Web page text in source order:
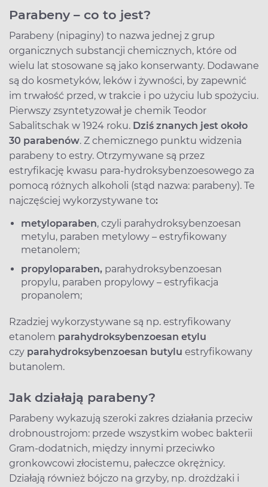
Parabeny – co to jest?
Parabeny (nipaginy) to nazwa jednej z grup
organicznych substancji chemicznych, które od
wielu lat stosowane są jako konserwanty. Dodawane
są do kosmetyków, leków i żywności, by zapewnić
im trwałość przed, w trakcie i po użyciu lub spożyciu.
Pierwszy zsyntetyzował je chemik Teodor
Sabalitschak w 1924 roku. Dziś znanych jest około
30 parabenów. Z chemicznego punktu widzenia
parabeny to estry. Otrzymywane są przez
estryfikację kwasu para-hydroksybenzoesowego za
pomocą różnych alkoholi (stąd nazwa: parabeny). Te
najczęściej wykorzystywane to:
metyloparaben, czyli parahydroksybenzoesan
metylu, paraben metylowy – estryfikowany
metanolem;
propyloparaben, parahydroksybenzoesan
propylu, paraben propylowy – estryfikacja
propanolem;
Rzadziej wykorzystywane są np. estryfikowany
etanolem parahydroksybenzoesan etylu
czy parahydroksybenzoesan butylu estryfikowany
butanolem.
Jak działają parabeny?
Parabeny wykazują szeroki zakres działania przeciw
drobnoustrojom: przede wszystkim wobec bakterii
Gram-dodatnich, między innymi przeciwko
gronkowcowi złocistemu, pałeczce okrężnicy.
Działają również bójczo na grzyby, np. drożdżaki i